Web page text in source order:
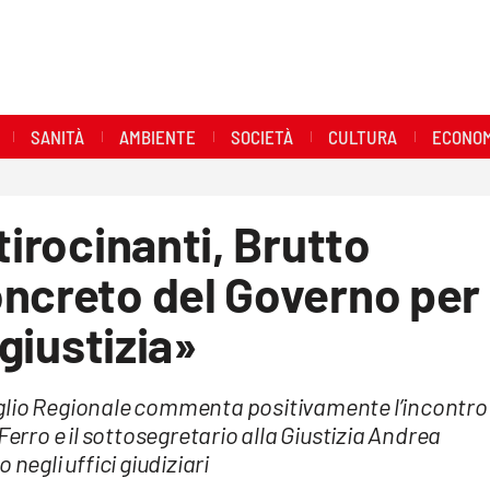
SANITÀ AMBIENTE SOCIETÀ CULTURA
Brutto
del Governo per
Regionale commenta positivamente l’incontro
e il sottosegretario alla Giustizia Andrea
negli uffici giudiziari